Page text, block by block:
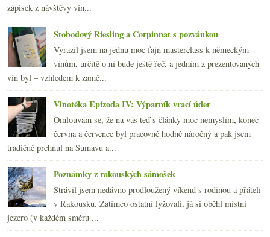
zápisek z návštěvy vin...
Stobodový Riesling a Corpinnat s pozvánkou
Vyrazil jsem na jednu moc fajn masterclass k německým
vínům, určitě o ní bude ještě řeč, a jedním z prezentovaných
vín byl – vzhledem k zamě...
Vinotéka Epizoda IV: Výparník vrací úder
Omlouvám se, že na vás teď s články moc nemyslím, konec
června a července byl pracovně hodně náročný a pak jsem
tradičně prchnul na Šumavu a...
Poznámky z rakouských sámošek
Strávil jsem nedávno prodloužený víkend s rodinou a přáteli
v Rakousku. Zatímco ostatní lyžovali, já si oběhl místní
jezero (v každém směru ...